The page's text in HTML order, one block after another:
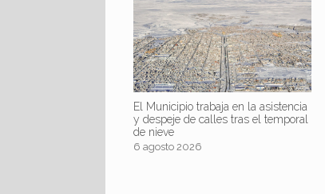
El Municipio trabaja en la asistencia
y despeje de calles tras el temporal
de nieve
6 agosto 2026